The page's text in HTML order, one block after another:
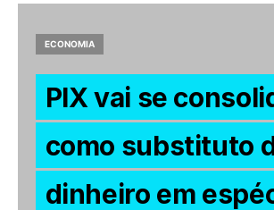
ECONOMIA
PIX vai se
como substituto
dinheiro em